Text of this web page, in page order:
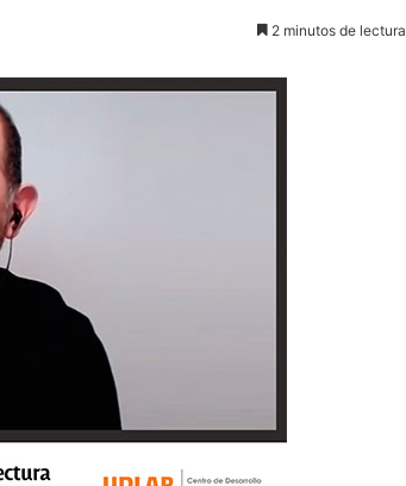
2 minutos de lectura